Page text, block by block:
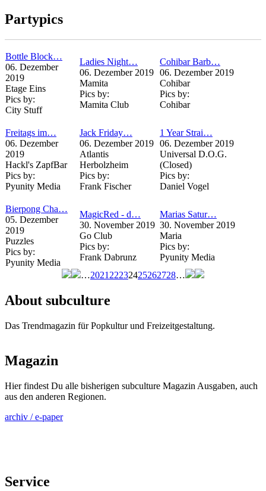
Partypics
Bottle Block…
06. Dezember
2019
Etage Eins
Pics by:
City Stuff
Ladies Night…
06. Dezember 2019
Mamita
Pics by:
Mamita Club
Cohibar Barb…
06. Dezember 2019
Cohibar
Pics by:
Cohibar
Freitags im…
06. Dezember
2019
Hackl's ZapfBar
Pics by:
Pyunity Media
Jack Friday…
06. Dezember 2019
Atlantis
Herbolzheim
Pics by:
Frank Fischer
1 Year Strai…
06. Dezember 2019
Universal D.O.G.
(Closed)
Pics by:
Daniel Vogel
Bierpong Cha…
05. Dezember
2019
Puzzles
Pics by:
Pyunity Media
MagicRed - d…
30. November 2019
Go Club
Pics by:
Frank Dabrunz
Marias Satur…
30. November 2019
Maria
Pics by:
Pyunity Media
…2021 22232425262728…
About subculture
Das Trendmagazin für Popkultur und Freizeitgestaltung.
Magazin
Hier findest Du alle bisherigen subculture Magazin Ausgaben, auch
aus den anderen Regionen.
archiv / e-paper
Service